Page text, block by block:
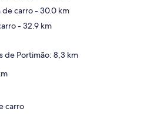
de carro- 30.0 km
- 32.9 km
de Portimão: 8,3 km
min de carro